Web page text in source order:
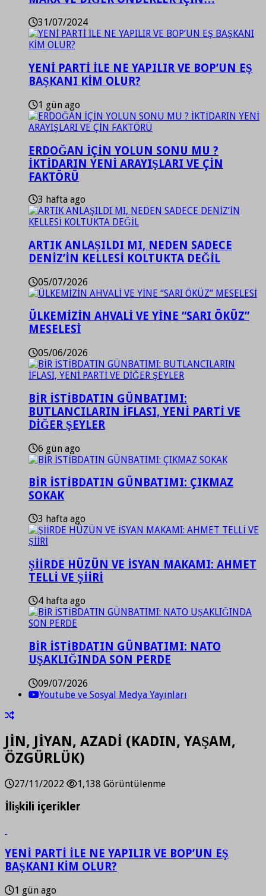
31/07/2024
YENİ PARTİ İLE NE YAPILIR VE BOP’UN EŞ
BAŞKANI KİM OLUR?
1 gün ago
ERDOĞAN İÇİN YOLUN SONU MU ?
İKTİDARIN YENİ ARAYIŞLARI VE ÇİN
FAKTÖRÜ
3 hafta ago
ARTIK ANLAŞILDI MI, NEDEN SADECE
DENİZ’İN KELLESİ KOLTUKTA DEĞİL
05/07/2026
ÜLKEMİZİN AHVALİ VE YİNE “SARI ÖKÜZ”
MESELESİ
05/06/2026
BİR İSTİBDATIN GÜNBATIMI:
BUTLANCILARIN İFLASI, YENİ PARTİ VE
DİĞER ŞEYLER
6 gün ago
BİR İSTİBDATIN GÜNBATIMI: ÇIKMAZ
SOKAK
3 hafta ago
ŞİİRDE HÜZÜN VE İSYAN MAKAMI: AHMET
TELLİ VE ŞİİRİ
4 hafta ago
BİR İSTİBDATIN GÜNBATIMI: NATO
UŞAKLIĞINDA SON PERDE
09/07/2026
Youtube ve Sosyal Medya Yayınları
JİN, JİYAN, AZADİ (KADIN, YAŞAM,
ÖZGÜRLÜK)
27/11/2022 1,138 Görüntülenme
İlişkili içerikler
YENİ PARTİ İLE NE YAPILIR VE BOP’UN EŞ
BAŞKANI KİM OLUR?
1 gün ago